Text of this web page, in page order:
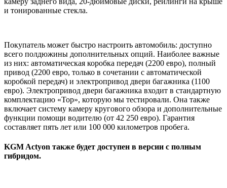
и тонированные стекла.
Покупатель может быстро настроить автомобиль: доступно
всего полдюжины дополнительных опций. Наиболее важные
из них: автоматическая коробка передач (2200 евро), полный
привод (2200 евро, только в сочетании с автоматической
коробкой передач) и электропривод двери багажника (1100
евро). Электропривод двери багажника входит в стандартную
комплектацию «Top», которую мы тестировали. Она также
включает систему камеру кругового обзора и дополнительные
функции помощи водителю (от 42 250 евро). Гарантия
составляет пять лет или 100 000 километров пробега.
KGM Actyon также будет доступен в версии с полным
гибридом.